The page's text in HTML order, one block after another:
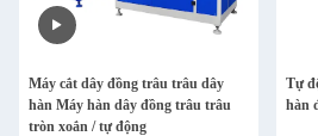
Máy cắt dây đồng trâu trâu dây
hàn Máy hàn dây đồng trâu trâu
tròn xoắn / tự động
Tự
hàn